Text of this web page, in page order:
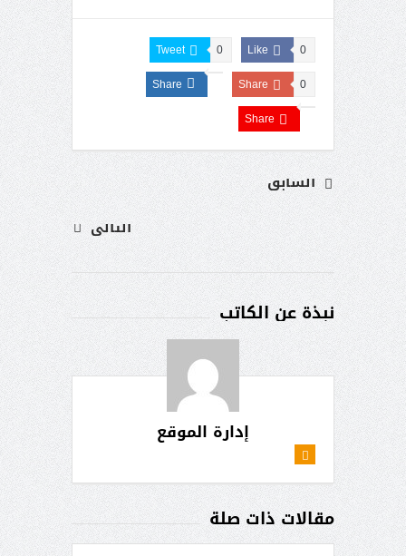
Like 0
Tweet 0
Share 0
Share
Share
السابق
التالى
نبذة عن الكاتب
إدارة الموقع
مقالات ذات صلة